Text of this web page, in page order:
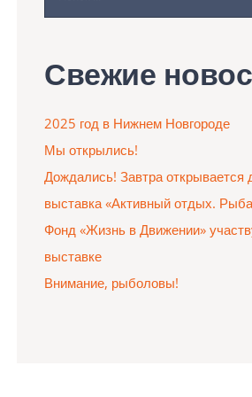
поиска:
Свежие
2025 год в Нижнем Новгороде
Мы открылись!
Дождались! Завтра открывается
выставка «Активный отдых.
Фонд «Жизнь в Движении»
выставке
Внимание, рыболовы!